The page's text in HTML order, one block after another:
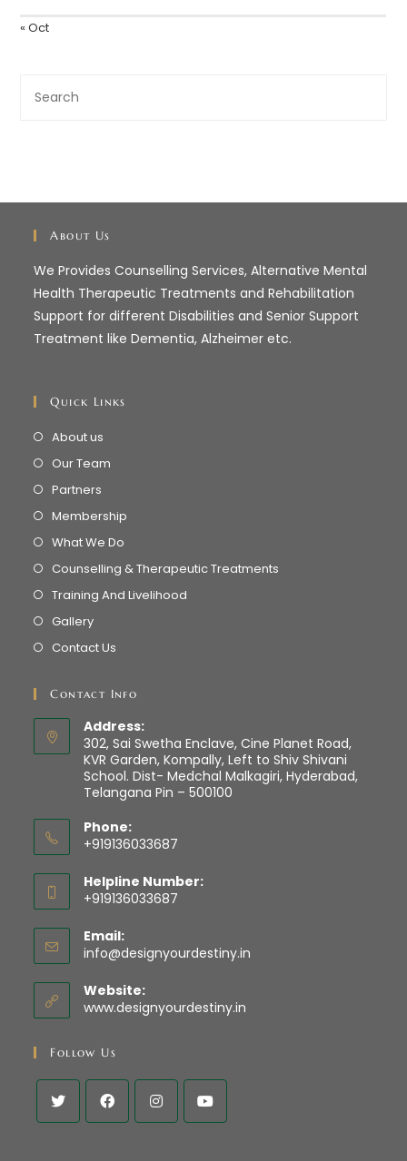
« Oct
this
About Us
We Provides Counselling Services, Alternative Mental
Health Therapeutic Treatments and Rehabilitation
Support for different Disabilities and Senior Support
Treatment like Dementia, Alzheimer etc.
Quick Links
About us
Our Team
Partners
Membership
What We Do
Counselling & Therapeutic Treatments
Training And Livelihood
Gallery
Contact Us
Contact Info
Address:
302, Sai Swetha Enclave, Cine Planet Road,
KVR Garden, Kompally, Left to Shiv Shivani
School. Dist- Medchal Malkagiri, Hyderabad,
Telangana Pin – 500100
Phone:
+919136033687
in
your
application
Helpline Number:
+919136033687
in
your
application
Email:
info@designyourdestiny.in
Website:
www.designyourdestiny.in
Follow Us